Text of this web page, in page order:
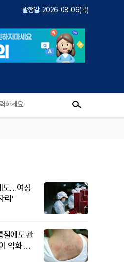
발행일: 2026-08-06(목)
도…여성
리’
철에도 관
악화 요